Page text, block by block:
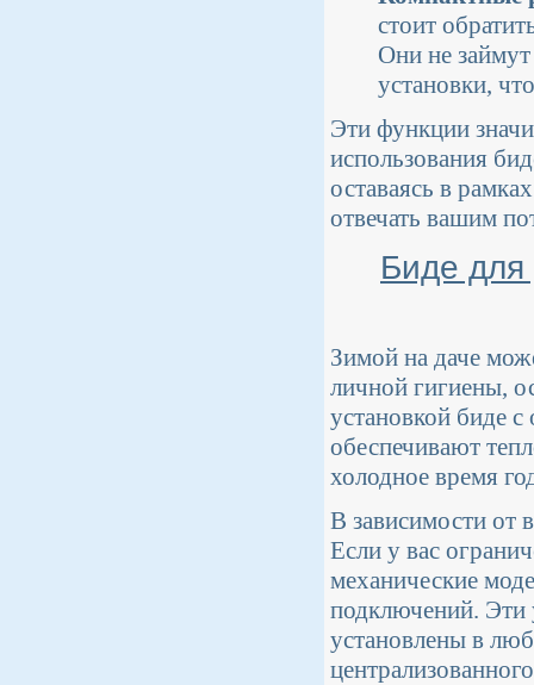
стоит
Они не
установки,
Эти функции
использования
оставаясь в
отвечать вашим
Биде
Зимой на даче
личной гигиены,
установкой биде
обеспечивают
холодное время
В зависимости от
Если у вас
механические
подключений. Эти
установлены в